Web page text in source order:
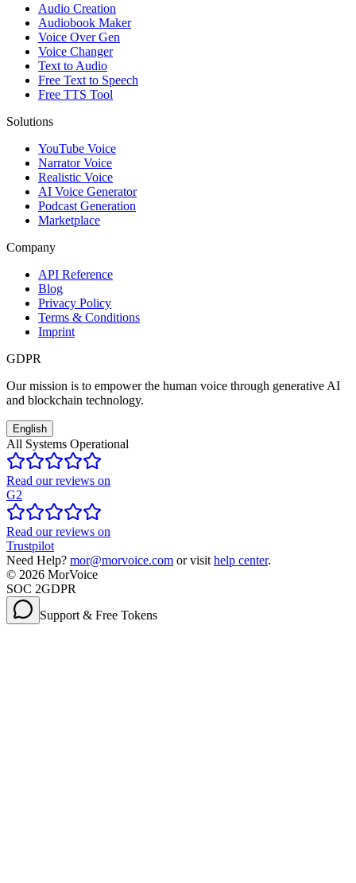
Audio Creation
Audiobook Maker
Voice Over Gen
Voice Changer
Text to Audio
Free Text to Speech
Free TTS Tool
Solutions
YouTube Voice
Narrator Voice
Realistic Voice
AI Voice Generator
Podcast Generation
Marketplace
Company
API Reference
Blog
Privacy Policy
Terms & Conditions
Imprint
GDPR
Our mission is to empower the human voice through generative AI
and blockchain technology.
English
All Systems Operational
Read our reviews on
G2
Read our reviews on
Trustpilot
Need Help? mor@morvoice.com or visit help center.
© 2026 MorVoice
SOC 2GDPR
Support & Free Tokens